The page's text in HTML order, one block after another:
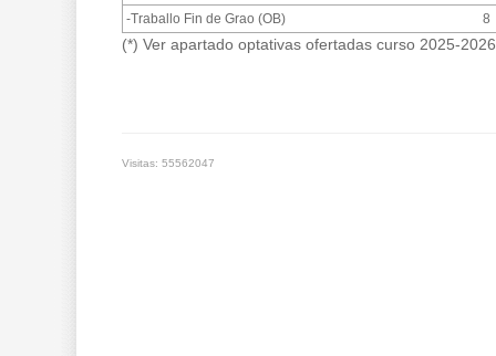
-Traballo Fin de Grao (OB)
8
(*) Ver apartado optativas ofertadas curso 2025-
Visitas: 55562047